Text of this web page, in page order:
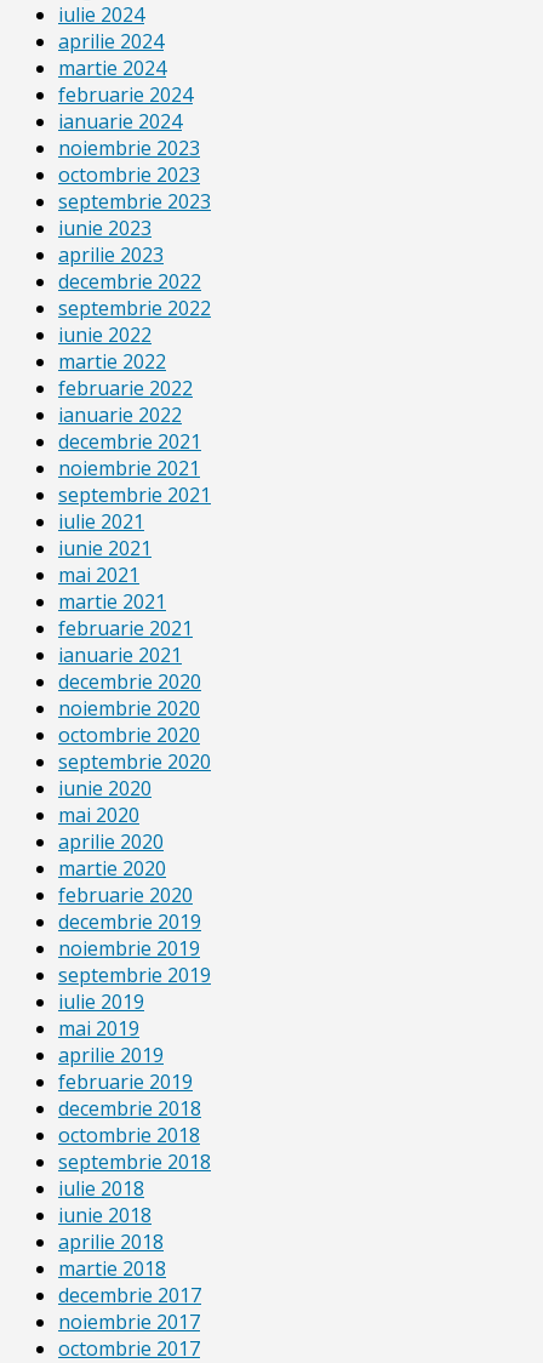
iulie 2024
aprilie 2024
martie 2024
februarie 2024
ianuarie 2024
noiembrie 2023
octombrie 2023
septembrie 2023
iunie 2023
aprilie 2023
decembrie 2022
septembrie 2022
iunie 2022
martie 2022
februarie 2022
ianuarie 2022
decembrie 2021
noiembrie 2021
septembrie 2021
iulie 2021
iunie 2021
mai 2021
martie 2021
februarie 2021
ianuarie 2021
decembrie 2020
noiembrie 2020
octombrie 2020
septembrie 2020
iunie 2020
mai 2020
aprilie 2020
martie 2020
februarie 2020
decembrie 2019
noiembrie 2019
septembrie 2019
iulie 2019
mai 2019
aprilie 2019
februarie 2019
decembrie 2018
octombrie 2018
septembrie 2018
iulie 2018
iunie 2018
aprilie 2018
martie 2018
decembrie 2017
noiembrie 2017
octombrie 2017